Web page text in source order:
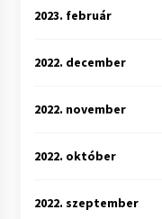
2023. február
2022. december
2022. november
2022. október
2022. szeptember